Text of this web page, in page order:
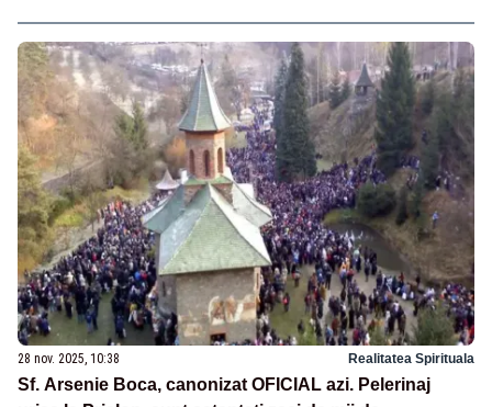
28 nov. 2025, 10:38 Realitatea Spirituala
Sf. Arsenie Boca, canonizat OFICIAL azi. Pelerinaj